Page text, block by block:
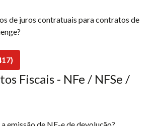
de juros contratuais para contratos de
Fiscais - NFe / NFSe /